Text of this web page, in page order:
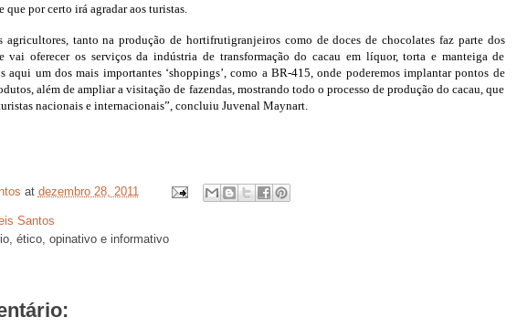
que por certo irá agradar aos turistas.
agricultores, tanto na produção de hortifrutigranjeiros como de doces de chocolates faz parte dos
vai oferecer os serviços da indústria de transformação do cacau em líquor, torta e manteiga de
aqui um dos mais importantes ‘shoppings’, como a BR-415, onde poderemos implantar pontos de
além de ampliar a visitação de fazendas, mostrando todo o processo de produção do cacau, que
nacionais e internacionais”, concluiu Juvenal Maynart.
at dezembro 28, 2011
Santos
ético, opinativo e informativo